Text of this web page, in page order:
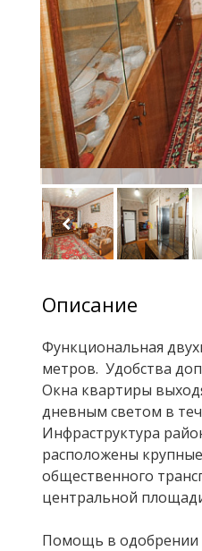
Описание
Функциональная
метров. Удобства
Окна квартиры
дневным светом в
Инфраструктура
расположены
общественного
центральной
Помощь в одобрении